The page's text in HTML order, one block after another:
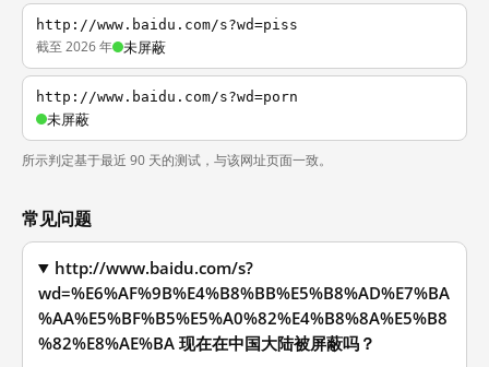
http://www.baidu.com/s?wd=piss
截至 2026 年 未屏蔽
http://www.baidu.com/s?wd=porn
未屏蔽
所示判定基于最近 90 天的测试，与该网址页面一致。
常见问题
http://www.baidu.com/s?
wd=%E6%AF%9B%E4%B8%BB%E5%B8%AD%E7%BA
%AA%E5%BF%B5%E5%A0%82%E4%B8%8A%E5%B8
%82%E8%AE%BA 现在在中国大陆被屏蔽吗？